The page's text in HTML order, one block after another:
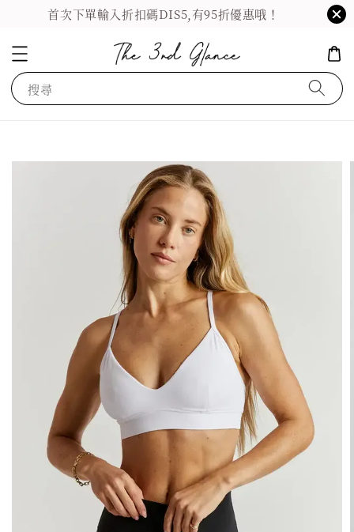
首次下單輸入折扣碼DIS5,有95折優惠哦！
搜尋